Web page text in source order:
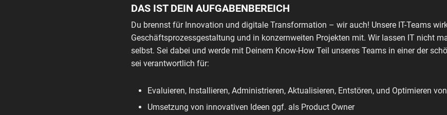
DAS IST DEIN AUFGABENBEREICH
Du brennst für Innovation und digitale Transformation – wir auch! Unsere IT-Teams
Geschäftsprozessgestaltung und in konzernweiten Projekten mit. Wir lassen IT nicht
selbst. Sei dabei und werde mit Deinem Know-How Teil unseres Teams in einer der
sei verantwortlich für:
Evaluieren, Installieren, Administrieren, Aktualisieren, Entstören, und Optimieren
Umsetzung von innovativen Ideen ggf. als Product Owner